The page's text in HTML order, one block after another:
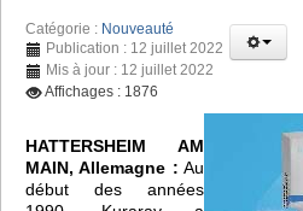
Catégorie : Nouveauté
Publication : 12 juillet 2022
Mis à jour : 12 juillet 2022
Affichages : 1876
HATTERSHEIM AM
MAIN, Allemagne : Au
début des années